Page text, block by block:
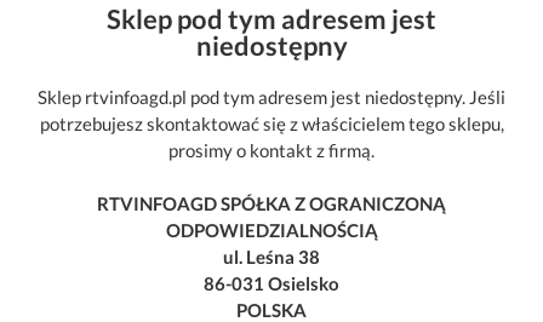
Sklep pod tym adresem jest
niedostępny
Sklep rtvinfoagd.pl pod tym adresem jest niedostępny. Jeśli
potrzebujesz skontaktować się z właścicielem tego sklepu,
prosimy o kontakt z firmą.
RTVINFOAGD SPÓŁKA Z OGRANICZONĄ
ODPOWIEDZIALNOŚCIĄ
ul. Leśna 38
86-031 Osielsko
POLSKA